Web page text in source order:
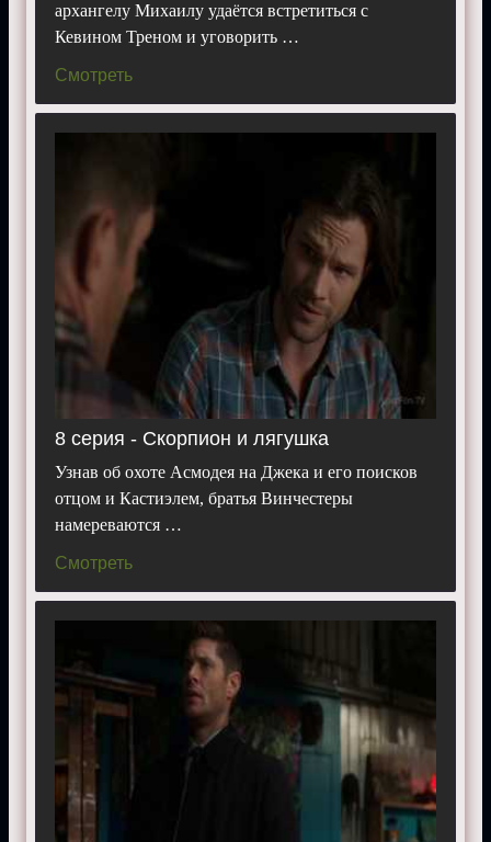
архангелу Михаилу удаётся встретиться с
Кевином Треном и уговорить …
Смотреть
8 серия - Скорпион и лягушка
Узнав об охоте Асмодея на Джека и его поисков
отцом и Кастиэлем, братья Винчестеры
намереваются …
Смотреть